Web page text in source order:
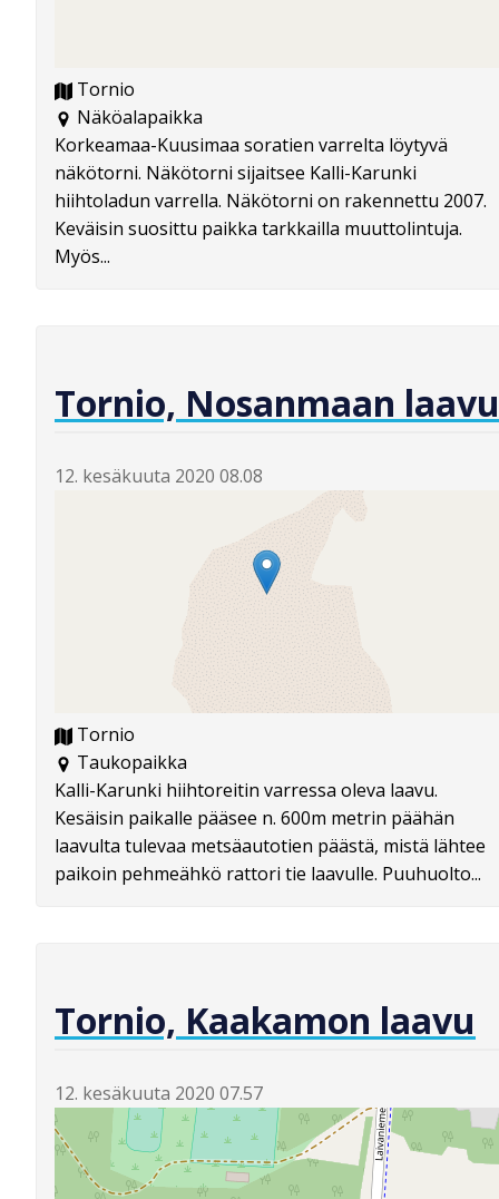
Tornio
Näköalapaikka
Korkeamaa-Kuusimaa soratien varrelta löytyvä
näkötorni. Näkötorni sijaitsee Kalli-Karunki
hiihtoladun varrella. Näkötorni on rakennettu 2007.
Keväisin suosittu paikka tarkkailla muuttolintuja.
Myös...
Tornio, Nosanmaan laavu
12. kesäkuuta 2020 08.08
Tornio
Taukopaikka
Kalli-Karunki hiihtoreitin varressa oleva laavu.
Kesäisin paikalle pääsee n. 600m metrin päähän
laavulta tulevaa metsäautotien päästä, mistä lähtee
paikoin pehmeähkö rattori tie laavulle. Puuhuolto...
Tornio, Kaakamon laavu
12. kesäkuuta 2020 07.57